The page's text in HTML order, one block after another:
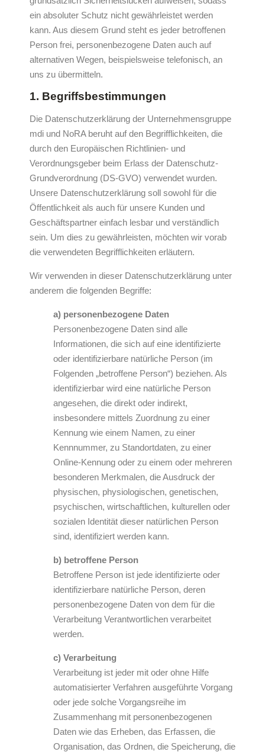
ein absoluter Schutz nicht gewährleistet werden
kann. Aus diesem Grund steht es jeder betroffenen
Person frei, personenbezogene Daten auch auf
alternativen Wegen, beispielsweise telefonisch, an
uns zu übermitteln.
1. Begriffsbestimmungen
Die Datenschutzerklärung der Unternehmensgruppe
mdi und NoRA beruht auf den Begrifflichkeiten, die
durch den Europäischen Richtlinien- und
Verordnungsgeber beim Erlass der Datenschutz-
Grundverordnung (DS-GVO) verwendet wurden.
Unsere Datenschutzerklärung soll sowohl für die
Öffentlichkeit als auch für unsere Kunden und
Geschäftspartner einfach lesbar und verständlich
sein. Um dies zu gewährleisten, möchten wir vorab
die verwendeten Begrifflichkeiten erläutern.
Wir verwenden in dieser Datenschutzerklärung unter
anderem die folgenden Begriffe:
a) personenbezogene Daten
Personenbezogene Daten sind alle
Informationen, die sich auf eine identifizierte
oder identifizierbare natürliche Person (im
Folgenden „betroffene Person“) beziehen. Als
identifizierbar wird eine natürliche Person
angesehen, die direkt oder indirekt,
insbesondere mittels Zuordnung zu einer
Kennung wie einem Namen, zu einer
Kennnummer, zu Standortdaten, zu einer
Online-Kennung oder zu einem oder mehreren
besonderen Merkmalen, die Ausdruck der
physischen, physiologischen, genetischen,
psychischen, wirtschaftlichen, kulturellen oder
sozialen Identität dieser natürlichen Person
sind, identifiziert werden kann.
b) betroffene Person
Betroffene Person ist jede identifizierte oder
identifizierbare natürliche Person, deren
personenbezogene Daten von dem für die
Verarbeitung Verantwortlichen verarbeitet
werden.
c) Verarbeitung
Verarbeitung ist jeder mit oder ohne Hilfe
automatisierter Verfahren ausgeführte Vorgang
oder jede solche Vorgangsreihe im
Zusammenhang mit personenbezogenen
Daten wie das Erheben, das Erfassen, die
Organisation, das Ordnen, die Speicherung, die